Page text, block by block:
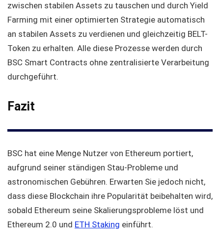
zwischen stabilen Assets zu tauschen und durch Yield
Farming mit einer optimierten Strategie automatisch
an stabilen Assets zu verdienen und gleichzeitig BELT-
Token zu erhalten. Alle diese Prozesse werden durch
BSC Smart Contracts ohne zentralisierte Verarbeitung
durchgeführt.
Fazit
BSC hat eine Menge Nutzer von Ethereum portiert,
aufgrund seiner ständigen Stau-Probleme und
astronomischen Gebühren. Erwarten Sie jedoch nicht,
dass diese Blockchain ihre Popularität beibehalten wird,
sobald Ethereum seine Skalierungsprobleme löst und
Ethereum 2.0 und ETH Staking einführt.